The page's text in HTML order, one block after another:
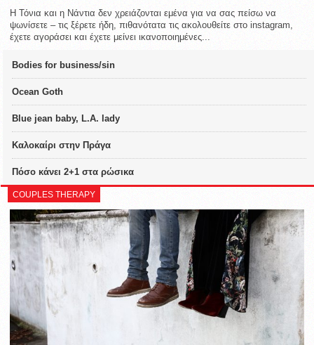
Η Τόνια και η Νάντια δεν χρειάζονται εμένα για να σας πείσω να
ψωνίσετε – τις ξέρετε ήδη, πιθανότατα τις ακολουθείτε στο instagram,
έχετε αγοράσει και έχετε μείνει ικανοποιημένες...
Bodies for business/sin
Ocean Goth
Blue jean baby, L.A. lady
Καλοκαίρι στην Πράγα
Πόσο κάνει 2+1 στα ρώσικα
COUPLES THERAPY